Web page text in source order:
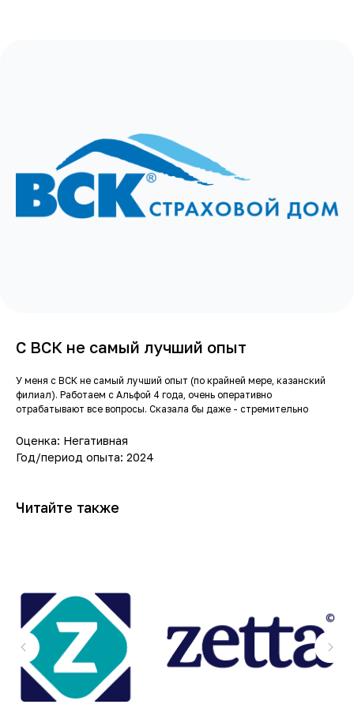
С ВСК не самый лучший опыт
У меня с ВСК не самый лучший опыт (по крайней мере, казанский
филиал). Работаем с Альфой 4 года, очень оперативно
отрабатывают все вопросы. Сказала бы даже - стремительно
Оценка: Негативная
Год/период опыта: 2024
Читайте также